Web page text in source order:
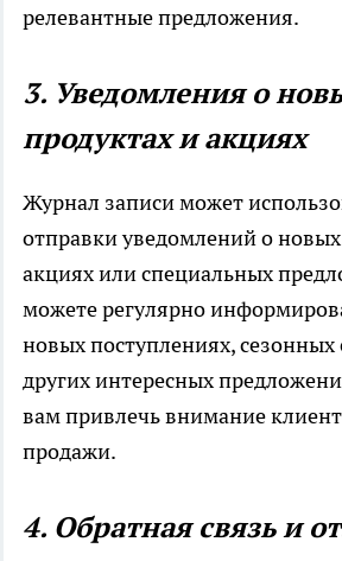
релевантные предложения.
3. Уведомления о
продуктах и акциях
Журнал записи может
отправки уведомлений о
акциях или специальных
можете регулярно
новых поступлениях, сезонных
других интересных
вам привлечь внимание
продажи.
4. Обратная связь и